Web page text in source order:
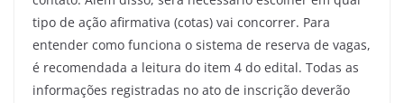
tipo de ação afirmativa (cotas) vai concorrer. Para
entender como funciona o sistema de reserva de vagas,
é recomendada a leitura do item 4 do edital. Todas as
informações registradas no ato de inscrição deverão